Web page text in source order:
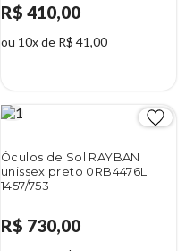
R$ 410,00
ou 10x de R$ 41,00
Óculos de Sol RAYBAN
unissex preto 0RB4476L
1457/753
R$ 730,00